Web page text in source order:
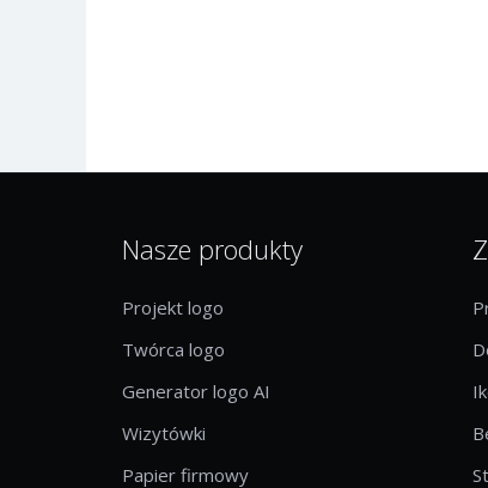
Nasze produkty
Projekt logo
Twórca logo
Generator logo AI
Wizytówki
Papier firmowy